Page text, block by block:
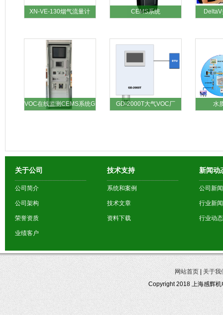
XN-VE-130烟气流量计 CEMS系统
VOC在线监测CEMS系统G GD-2000T大气VOC厂 水
关于公司
公司简介
公司架构
荣誉资质
业绩客户
技术支持
系统和案例
技术文章
资料下载
新闻动
公司新闻
行业新闻
行业动态
网站首页|关于我
Copyright 2018 上海感辉